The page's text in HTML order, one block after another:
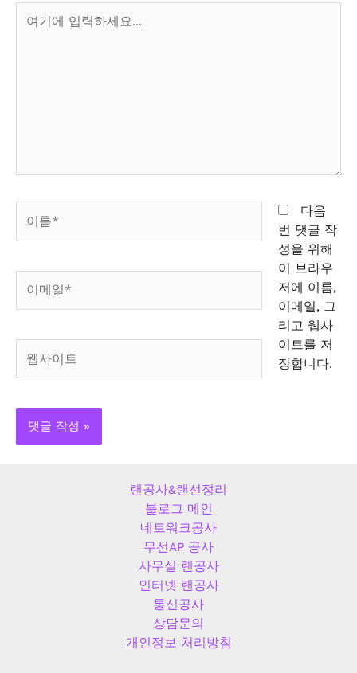
*
트
다음
번 댓글 작
성을 위해
이 브라우
저에 이름,
이메일, 그
리고 웹사
이트를 저
장합니다.
랜공사&랜선정리
블로그 메인
네트워크공사
무선AP 공사
사무실 랜공사
인터넷 랜공사
통신공사
상담문의
개인정보 처리방침